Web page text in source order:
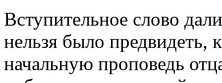
Вступительное слово
нельзя было предвидеть,
начальную проповедь